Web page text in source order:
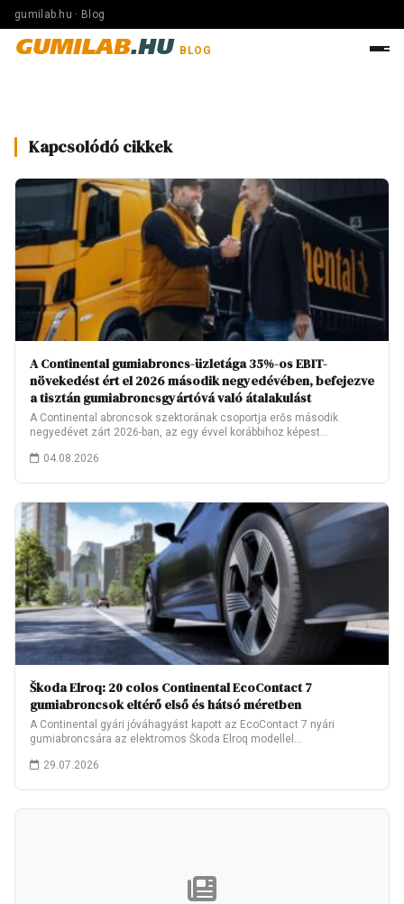
gumilab.hu · Blog
GUMILAB.HU BLOG
Kapcsolódó cikkek
A Continental gumiabroncs-üzletága 35%-os EBIT-
növekedést ért el 2026 második negyedévében, befejezve
a tisztán gumiabroncsgyártóvá való átalakulást
A Continental abroncsok szektorának csoportja erős második
negyedévet zárt 2026-ban, az egy évvel korábbihoz képest…
04.08.2026
Škoda Elroq: 20 colos Continental EcoContact 7
gumiabroncsok eltérő első és hátsó méretben
A Continental gyári jóváhagyást kapott az EcoContact 7 nyári
gumiabroncsára az elektromos Škoda Elroq modellel…
29.07.2026